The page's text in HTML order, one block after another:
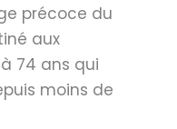
précoce du
aux
74 ans qui
moins de